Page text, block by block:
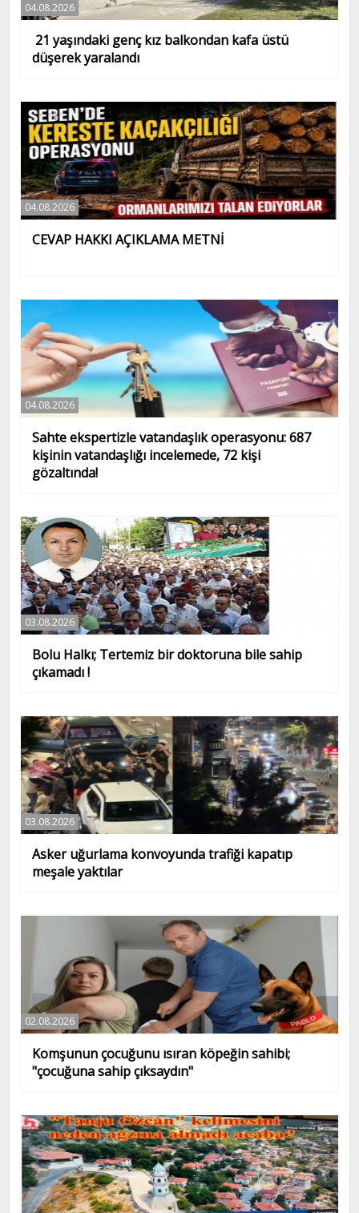
04.08.2026
21 yaşındaki genç kız balkondan kafa üstü
düşerek yaralandı
04.08.2026
CEVAP HAKKI AÇIKLAMA METNİ
04.08.2026
Sahte ekspertizle vatandaşlık operasyonu: 687
kişinin vatandaşlığı incelemede, 72 kişi
gözaltında!
03.08.2026
Bolu Halkı; Tertemiz bir doktoruna bile sahip
çıkamadı !
03.08.2026
Asker uğurlama konvoyunda trafiği kapatıp
meşale yaktılar
02.08.2026
Komşunun çocuğunu ısıran köpeğin sahibi;
"çocuğuna sahip çıksaydın"